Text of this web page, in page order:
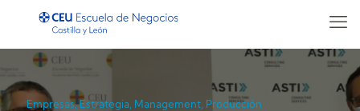
Empresas,Estrategia, Management, Producción